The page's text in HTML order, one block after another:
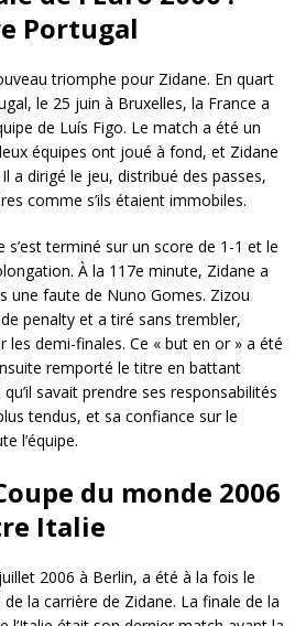
Portugal
triomphe pour Zidane. En quart
le 25 juin à Bruxelles, la France a
de Luís Figo. Le match a été un
équipes ont joué à fond, et Zidane
a dirigé le jeu, distribué des passes,
comme s’ils étaient immobiles.
terminé sur un score de 1-1 et le
À la 117e minute, Zidane a
une faute de Nuno Gomes. Zizou
penalty et a tiré sans trembler,
les demi-finales. Ce « but en or » a été
remporté le titre en battant
savait prendre ses responsabilités
tendus, et sa confiance sur le
l’équipe.
du monde 2006
Italie
2006 à Berlin, a été à la fois le
la carrière de Zidane. La finale de la